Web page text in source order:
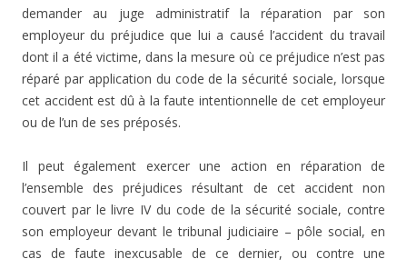
demander au juge administratif la réparation par son
employeur du préjudice que lui a causé l’accident du travail
dont il a été victime, dans la mesure où ce préjudice n’est pas
réparé par application du code de la sécurité sociale, lorsque
cet accident est dû à la faute intentionnelle de cet employeur
ou de l’un de ses préposés.
Il peut également exercer une action en réparation de
l’ensemble des préjudices résultant de cet accident non
couvert par le livre IV du code de la sécurité sociale, contre
son employeur devant le tribunal judiciaire – pôle social, en
cas de faute inexcusable de ce dernier, ou contre une